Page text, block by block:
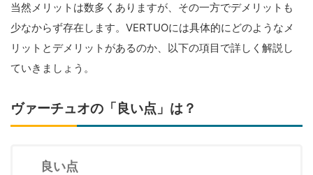
当然メリットは数多くありますが、その一方でデメリットも
少なからず存在します。VERTUOには具体的にどのようなメ
リットとデメリットがあるのか、以下の項目で詳しく解説し
ていきましょう。
ヴァーチュオの「良い点」は？
良い点